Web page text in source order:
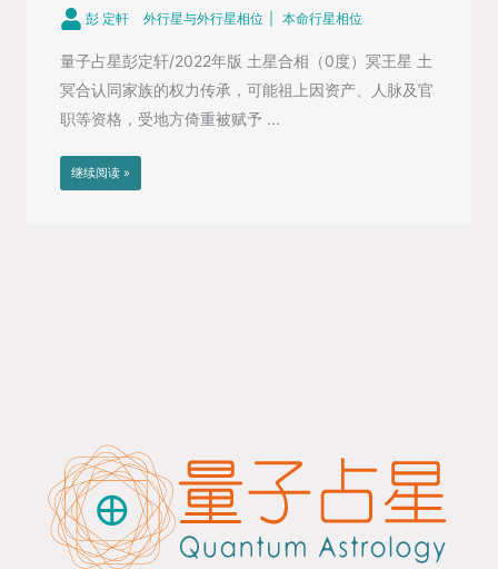
彭 定軒 外行星与外行星相位 本命行星相位
量子占星彭定轩/2022年版 土星合相（0度）冥王星 土
冥合认同家族的权力传承，可能祖上因资产、人脉及官
职等资格，受地方倚重被赋予 ...
继续阅读 »